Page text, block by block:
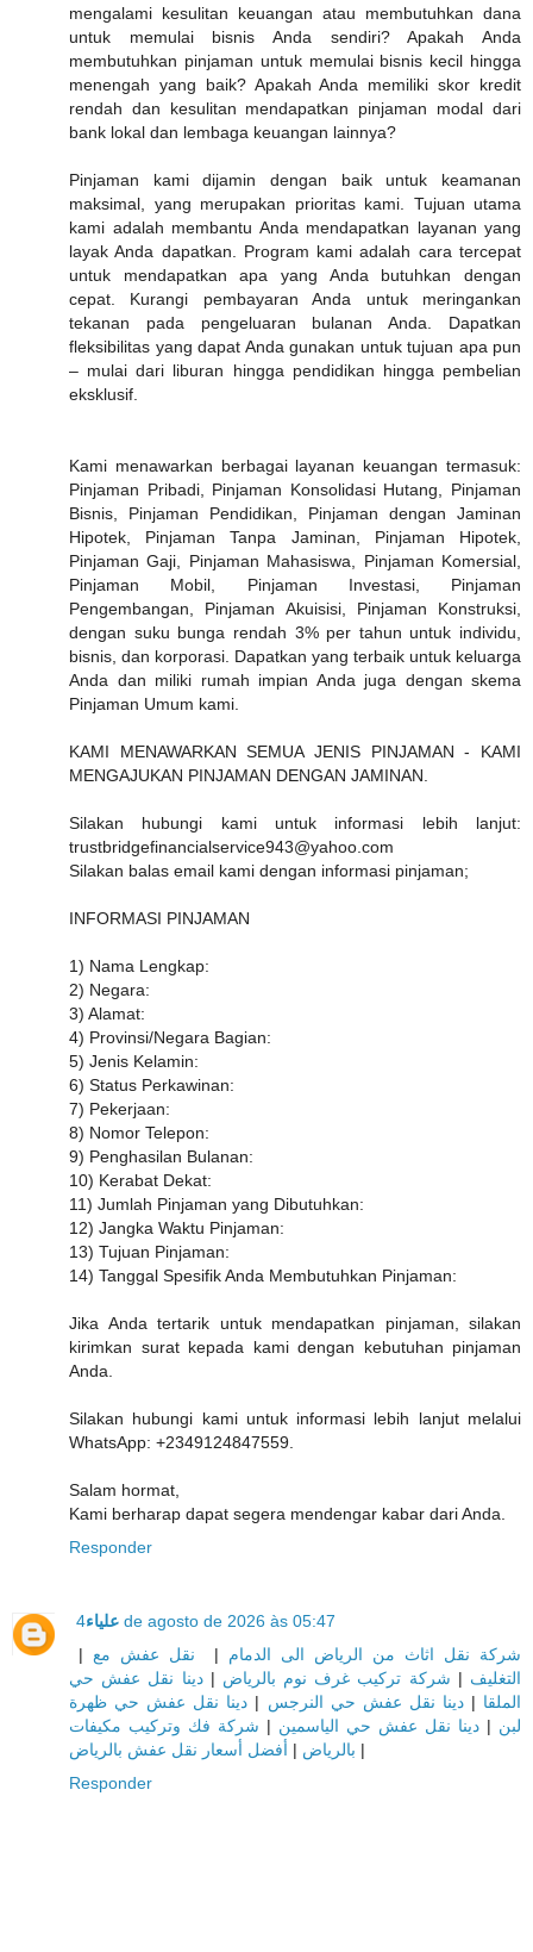
mengalami kesulitan keuangan atau membutuhkan dana
untuk memulai bisnis Anda sendiri? Apakah Anda
membutuhkan pinjaman untuk memulai bisnis kecil hingga
menengah yang baik? Apakah Anda memiliki skor kredit
rendah dan kesulitan mendapatkan pinjaman modal dari
bank lokal dan lembaga keuangan lainnya?
Pinjaman kami dijamin dengan baik untuk keamanan
maksimal, yang merupakan prioritas kami. Tujuan utama
kami adalah membantu Anda mendapatkan layanan yang
layak Anda dapatkan. Program kami adalah cara tercepat
untuk mendapatkan apa yang Anda butuhkan dengan
cepat. Kurangi pembayaran Anda untuk meringankan
tekanan pada pengeluaran bulanan Anda. Dapatkan
fleksibilitas yang dapat Anda gunakan untuk tujuan apa pun
– mulai dari liburan hingga pendidikan hingga pembelian
eksklusif.
Kami menawarkan berbagai layanan keuangan termasuk:
Pinjaman Pribadi, Pinjaman Konsolidasi Hutang, Pinjaman
Bisnis, Pinjaman Pendidikan, Pinjaman dengan Jaminan
Hipotek, Pinjaman Tanpa Jaminan, Pinjaman Hipotek,
Pinjaman Gaji, Pinjaman Mahasiswa, Pinjaman Komersial,
Pinjaman Mobil, Pinjaman Investasi, Pinjaman
Pengembangan, Pinjaman Akuisisi, Pinjaman Konstruksi,
dengan suku bunga rendah 3% per tahun untuk individu,
bisnis, dan korporasi. Dapatkan yang terbaik untuk keluarga
Anda dan miliki rumah impian Anda juga dengan skema
Pinjaman Umum kami.
KAMI MENAWARKAN SEMUA JENIS PINJAMAN - KAMI
MENGAJUKAN PINJAMAN DENGAN JAMINAN.
Silakan hubungi kami untuk informasi lebih lanjut:
trustbridgefinancialservice943@yahoo.com
Silakan balas email kami dengan informasi pinjaman;
INFORMASI PINJAMAN
1) Nama Lengkap:
2) Negara:
3) Alamat:
4) Provinsi/Negara Bagian:
5) Jenis Kelamin:
6) Status Perkawinan:
7) Pekerjaan:
8) Nomor Telepon:
9) Penghasilan Bulanan:
10) Kerabat Dekat:
11) Jumlah Pinjaman yang Dibutuhkan:
12) Jangka Waktu Pinjaman:
13) Tujuan Pinjaman:
14) Tanggal Spesifik Anda Membutuhkan Pinjaman:
Jika Anda tertarik untuk mendapatkan pinjaman, silakan
kirimkan surat kepada kami dengan kebutuhan pinjaman
Anda.
Silakan hubungi kami untuk informasi lebih lanjut melalui
WhatsApp: +2349124847559.
Salam hormat,
Kami berharap dapat segera mendengar kabar dari Anda.
Responder
علياء 4 de agosto de 2026 às 05:47
|
شركة نقل اثاث من الرياض الى الدمام |
نقل عفش مع
التغليف | شركة تركيب غرف نوم بالرياض |دينا نقل عفش حي
الملقا |دينا نقل عفش حي النرجس | دينا نقل عفش حي ظهرة
لبن | دينا نقل عفش حي الياسمين | شركة فك وتركيب مكيفات
بالرياض | أفضل أسعار نقل عفش بالرياض
|
Responder